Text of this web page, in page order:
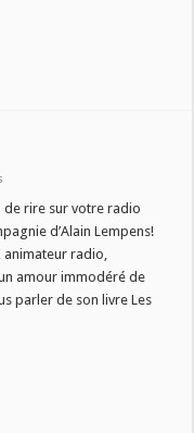
Plus
22/12
de rire sur votre radio
d’Alain Lempens!
animateur radio,
amour immodéré de
parler de son livre Les